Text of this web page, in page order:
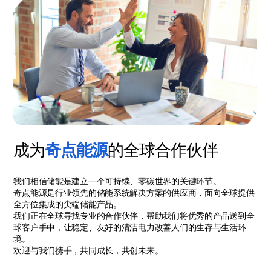
成为奇点能源的全球合作伙伴
我们相信储能是建立一个可持续、零碳世界的关键环节。
奇点能源是行业领先的储能系统解决方案的供应商，面向全球提供
全方位集成的尖端储能产品。
我们正在全球寻找专业的合作伙伴，帮助我们将优秀的产品送到全
球客户手中，让稳定、友好的清洁电力改善人们的生存与生活环
境。
欢迎与我们携手，共同成长，共创未来。